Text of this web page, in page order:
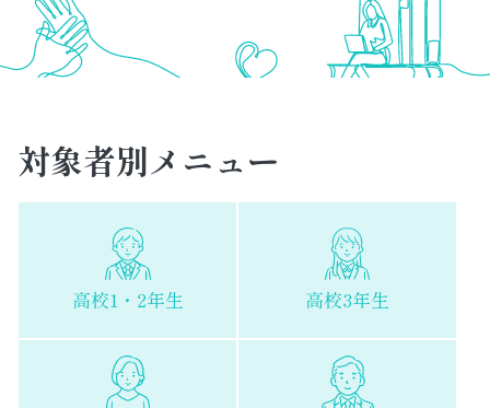
対象者別メニュー
高校1・2年生 高校3年生